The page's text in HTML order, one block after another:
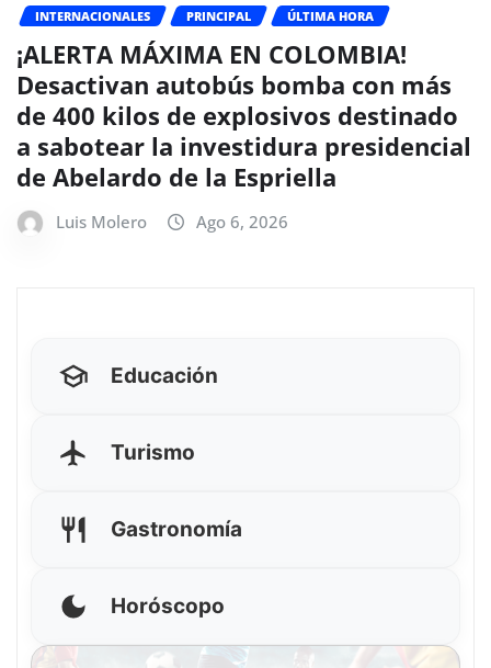
INTERNACIONALES PRINCIPAL ÚLTIMA HORA
¡ALERTA MÁXIMA EN COLOMBIA!
Desactivan autobús bomba con más
de 400 kilos de explosivos destinado
a sabotear la investidura presidencial
de Abelardo de la Espriella
Luis Molero Ago 6, 2026
Educación
Turismo
Gastronomía
Horóscopo